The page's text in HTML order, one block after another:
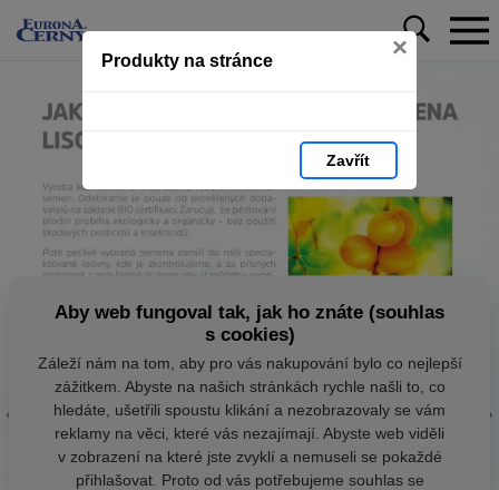
Produkty na stránce ×
Zavřít
Aby web fungoval tak, jak ho znáte (souhlas
s cookies)
Záleží nám na tom, aby pro vás nakupování bylo co nejlepší
zážitkem. Abyste na našich stránkách rychle našli to, co
hledáte, ušetřili spoustu klikání a nezobrazovaly se vám
reklamy na věci, které vás nezajímají. Abyste web viděli
v zobrazení na které jste zvyklí a nemuseli se pokaždé
přihlašovat. Proto od vás potřebujeme souhlas se